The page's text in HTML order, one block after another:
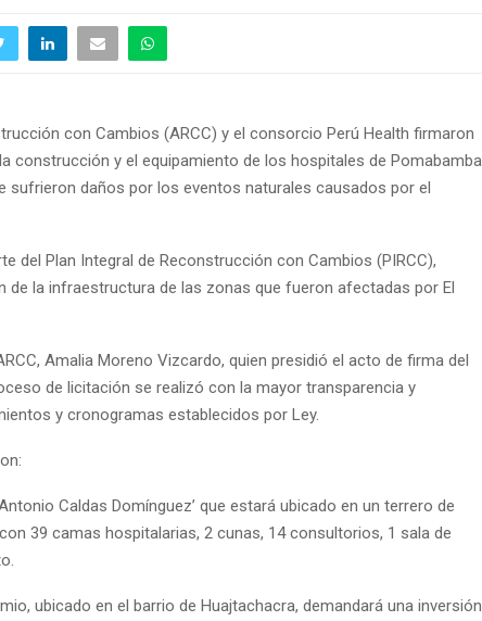
con Cambios (ARCC) y el consorcio Perú Health firmaron
construcción y el equipamiento de los hospitales de Pomabamba
sufrieron daños por los eventos naturales causados por el
del Plan Integral de Reconstrucción con Cambios (PIRCC),
de la infraestructura de las zonas que fueron afectadas por El
Amalia Moreno Vizcardo, quien presidió el acto de firma del
de licitación se realizó con la mayor transparencia y
y cronogramas establecidos por Ley.
Caldas Domínguez’ que estará ubicado en un terrero de
39 camas hospitalarias, 2 cunas, 14 consultorios, 1 sala de
ubicado en el barrio de Huajtachacra, demandará una inversión